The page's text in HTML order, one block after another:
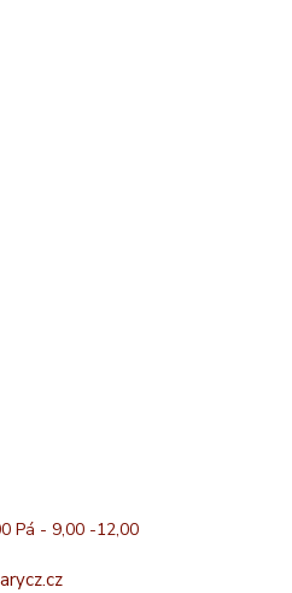
Pá - 9,00 -12,00